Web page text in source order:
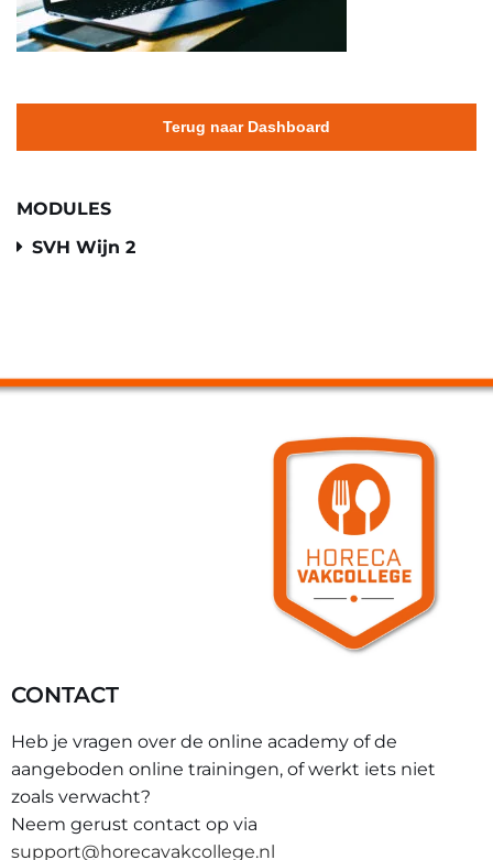
Terug naar Dashboard
MODULES
SVH Wijn 2
CONTACT
Heb je vragen over de online academy of de
aangeboden online trainingen, of werkt iets niet
zoals verwacht?
Neem gerust contact op via
support@horecavakcollege.nl